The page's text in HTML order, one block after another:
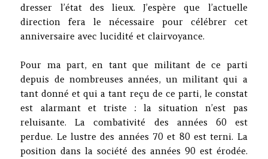
dresser l’état des lieux. J’espère que l’actuelle
direction fera le nécessaire pour célébrer cet
anniversaire avec lucidité et clairvoyance.
Pour ma part, en tant que militant de ce parti
depuis de nombreuses années, un militant qui a
tant donné et qui a tant reçu de ce parti, le constat
est alarmant et triste : la situation n’est pas
reluisante. La combativité des années 60 est
perdue. Le lustre des années 70 et 80 est terni. La
position dans la société des années 90 est érodée.